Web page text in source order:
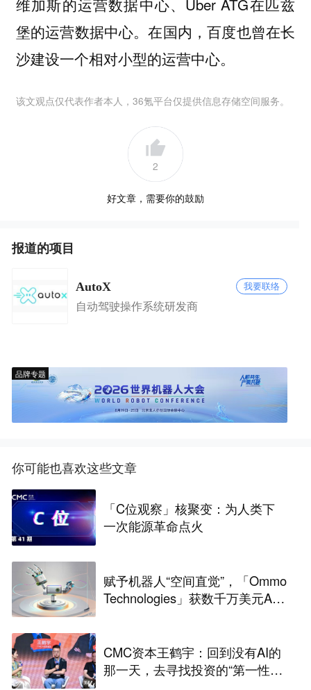
堡的运营数据中心。在国内，百度也曾在长
沙建设一个相对小型的运营中心。
该文观点仅代表作者本人，36氪平台仅提供信息存储空间服务。
2
好文章，需要你的鼓励
报道的项目
AutoX 我要联络
自动驾驶操作系统研发商
品牌专题
你可能也喜欢这些文章
「C位观察」核聚变：为人类下
一次能源革命点火
赋予机器人“空间直觉”，「Ommo
Technologies」获数千万美元A轮
CMC资本王鹤宇：回到没有AI的
那一天，去寻找投资的“第一性原